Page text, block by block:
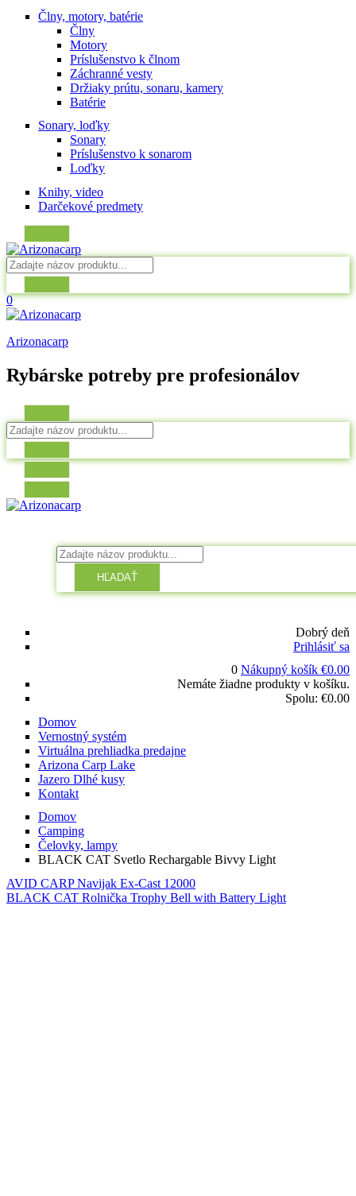
Člny, motory, batérie
Člny
Motory
Príslušenstvo k člnom
Záchranné vesty
Držiaky prútu, sonaru, kamery
Batérie
Sonary, loďky
Sonary
Príslušenstvo k sonarom
Loďky
Knihy, video
Darčekové predmety
0
Arizonacarp
Rybárske potreby pre profesionálov
HĽADAŤ
Dobrý deň
Prihlásiť sa
0 Nákupný košík €0.00
Nemáte žiadne produkty v košíku.
Spolu: €0.00
Domov
Vernostný systém
Virtuálna prehliadka predajne
Arizona Carp Lake
Jazero Dlhé kusy
Kontakt
Domov
Camping
Čelovky, lampy
BLACK CAT Svetlo Rechargable Bivvy Light
AVID CARP Navijak Ex-Cast 12000
BLACK CAT Rolnička Trophy Bell with Battery Light